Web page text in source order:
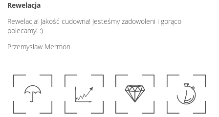
Rewelacja
Rewelacja! Jakość cudowna! Jesteśmy zadowoleni i gorąco
polecamy! :)
Przemysław Mermon